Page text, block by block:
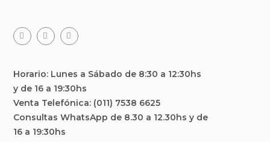
Horario: Lunes a Sábado de 8:30 a 12:30hs
y de 16 a 19:30hs
Venta Telefónica: (011) 7538 6625
Consultas WhatsApp de 8.30 a 12.30hs y de
16 a 19:30hs